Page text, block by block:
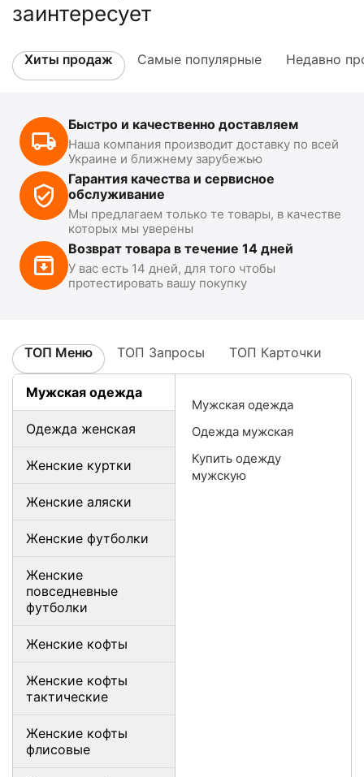
заинтересует
Хиты продаж Самые популярные Недавно
Быстро и качественно доставляем
Наша компания производит доставку по всей
Украине и ближнему зарубежью
Гарантия качества и сервисное
обслуживание
Мы предлагаем только те товары, в качестве
которых мы уверены
Возврат товара в течение 14 дней
У вас есть 14 дней, для того чтобы
протестировать вашу покупку
ТОП Меню ТОП Запросы ТОП Карточки
Мужская одежда
Одежда женская
Женские куртки
Женские аляски
Женские футболки
Женские
повседневные
футболки
Женские кофты
Женские кофты
тактические
Женские кофты
флисовые
Мужская одежда
Одежда мужская
Купить одежду
мужскую